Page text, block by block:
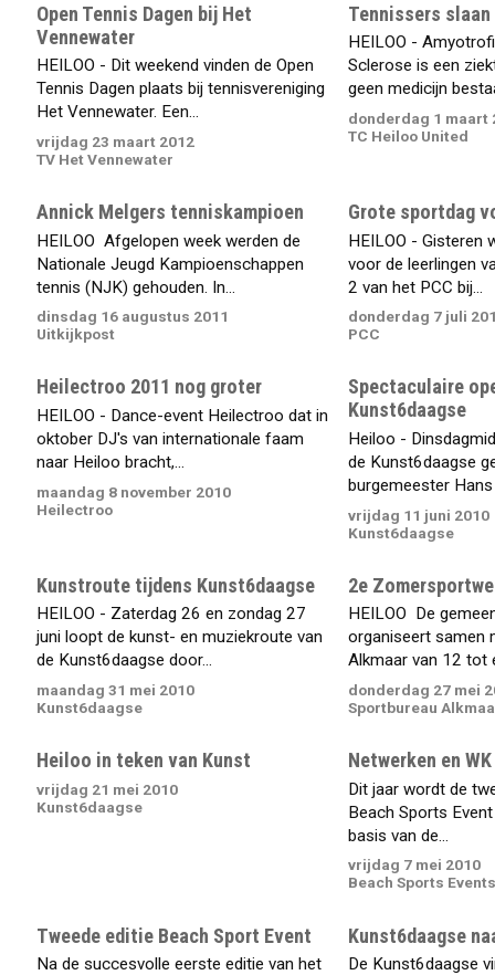
Open Tennis Dagen bij Het
Vennewater
HEILOO - Dit weekend vinden de Open
Tennis Dagen plaats bij tennisvereniging
Het Vennewater. Een...
vrijdag 23 maart 2012
TV Het Vennewater
Tennissers
HEILOO -
Sclerose is een
geen medicijn
donderdag 1 maart
TC Heiloo United
Annick Melgers tenniskampioen
HEILOO  Afgelopen week werden de
Nationale Jeugd Kampioenschappen
tennis (NJK) gehouden. In...
dinsdag 16 augustus 2011
Uitkijkpost
Grote sportdag
HEILOO - Gisteren
voor de leerlingen
2 van het PCC bij...
donderdag 7 juli
PCC
Heilectroo 2011 nog groter
HEILOO - Dance-event Heilectroo dat in
oktober DJ's van internationale faam
naar Heiloo bracht,...
maandag 8 november 2010
Heilectroo
Spectaculaire
Kunst6daagse
Heiloo -
de Kunst6daagse
burgemeester Hans
vrijdag 11 juni 2010
Kunst6daagse
Kunstroute tijdens Kunst6daagse
HEILOO - Zaterdag 26 en zondag 27
juni loopt de kunst- en muziekroute van
de Kunst6daagse door...
maandag 31 mei 2010
Kunst6daagse
2e
HEILOO  De
organiseert samen
Alkmaar van 12 tot
donderdag 27 mei
Sportbureau
Heiloo in teken van Kunst
vrijdag 21 mei 2010
Kunst6daagse
Netwerken en
Dit jaar wordt de
Beach Sports
basis van de...
vrijdag 7 mei 2010
Beach Sports Events
Tweede editie Beach Sport Event
Na de succesvolle eerste editie van het
Kunst6daagse
De Kunst6daagse